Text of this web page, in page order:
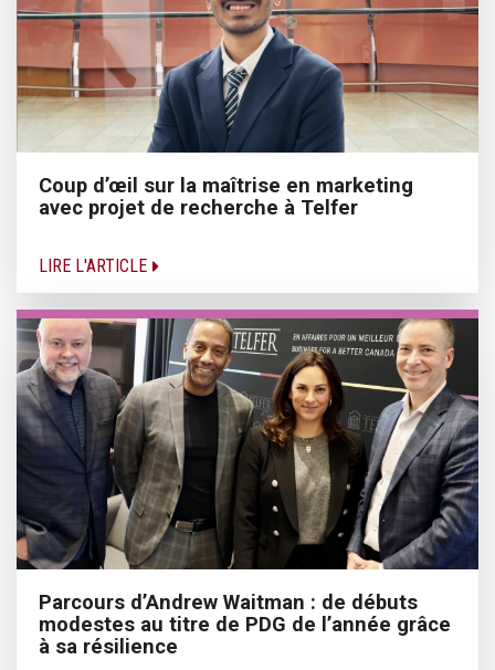
Coup d’œil sur la maîtrise en marketing
avec projet de recherche à Telfer
LIRE L'ARTICLE
Parcours d’Andrew Waitman : de débuts
modestes au titre de PDG de l’année grâce
à sa résilience